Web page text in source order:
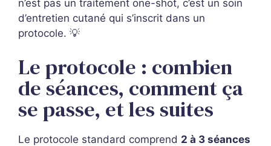
n’est pas un traitement one-shot, c’est un soin
d’entretien cutané qui s’inscrit dans un
protocole. 💡
Le protocole : combien
de séances, comment ça
se passe, et les suites
Le protocole standard comprend 2 à 3 séances